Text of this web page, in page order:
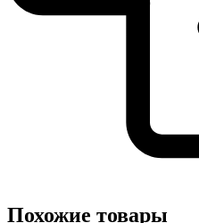
Похожие товары